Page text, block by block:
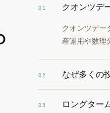
01 クオンツデ
クオンツデー
産運用や数理
02 なぜ多くの
03 ロングター